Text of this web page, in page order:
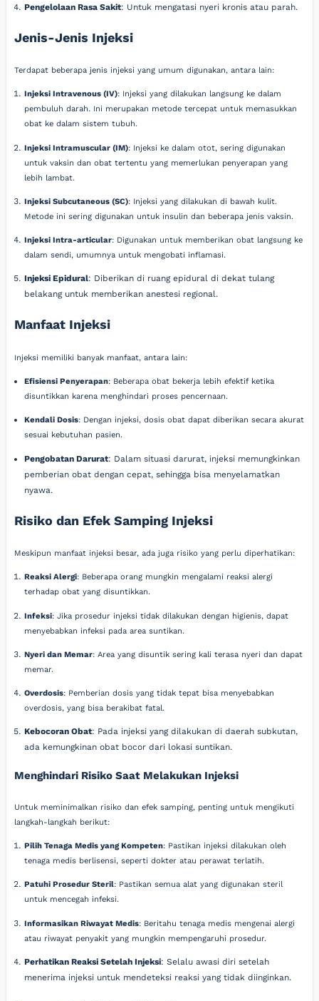
Pengelolaan Rasa Sakit: Untuk mengatasi nyeri kronis atau parah.
Jenis-Jenis Injeksi
Terdapat beberapa jenis injeksi yang umum digunakan, antara lain:
Injeksi Intravenous (IV): Injeksi yang dilakukan langsung ke dalam
pembuluh darah. Ini merupakan metode tercepat untuk memasukkan
obat ke dalam sistem tubuh.
Injeksi Intramuscular (IM): Injeksi ke dalam otot, sering digunakan
untuk vaksin dan obat tertentu yang memerlukan penyerapan yang
lebih lambat.
Injeksi Subcutaneous (SC): Injeksi yang dilakukan di bawah kulit.
Metode ini sering digunakan untuk insulin dan beberapa jenis vaksin.
Injeksi Intra-articular: Digunakan untuk memberikan obat langsung ke
dalam sendi, umumnya untuk mengobati inflamasi.
Injeksi Epidural: Diberikan di ruang epidural di dekat tulang
belakang untuk memberikan anestesi regional.
Manfaat Injeksi
Injeksi memiliki banyak manfaat, antara lain:
Efisiensi Penyerapan: Beberapa obat bekerja lebih efektif ketika
disuntikkan karena menghindari proses pencernaan.
Kendali Dosis: Dengan injeksi, dosis obat dapat diberikan secara akurat
sesuai kebutuhan pasien.
Pengobatan Darurat: Dalam situasi darurat, injeksi memungkinkan
pemberian obat dengan cepat, sehingga bisa menyelamatkan
nyawa.
Risiko dan Efek Samping Injeksi
Meskipun manfaat injeksi besar, ada juga risiko yang perlu diperhatikan:
Reaksi Alergi: Beberapa orang mungkin mengalami reaksi alergi
terhadap obat yang disuntikkan.
Infeksi: Jika prosedur injeksi tidak dilakukan dengan higienis, dapat
menyebabkan infeksi pada area suntikan.
Nyeri dan Memar: Area yang disuntik sering kali terasa nyeri dan dapat
memar.
Overdosis: Pemberian dosis yang tidak tepat bisa menyebabkan
overdosis, yang bisa berakibat fatal.
Kebocoran Obat: Pada injeksi yang dilakukan di daerah subkutan,
ada kemungkinan obat bocor dari lokasi suntikan.
Menghindari Risiko Saat Melakukan Injeksi
Untuk meminimalkan risiko dan efek samping, penting untuk mengikuti
langkah-langkah berikut:
Pilih Tenaga Medis yang Kompeten: Pastikan injeksi dilakukan oleh
tenaga medis berlisensi, seperti dokter atau perawat terlatih.
Patuhi Prosedur Steril: Pastikan semua alat yang digunakan steril
untuk mencegah infeksi.
Informasikan Riwayat Medis: Beritahu tenaga medis mengenai alergi
atau riwayat penyakit yang mungkin mempengaruhi prosedur.
Perhatikan Reaksi Setelah Injeksi: Selalu awasi diri setelah
menerima injeksi untuk mendeteksi reaksi yang tidak diinginkan.